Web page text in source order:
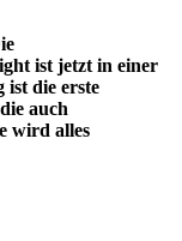
ist jetzt in einer
die erste
auch
wird alles